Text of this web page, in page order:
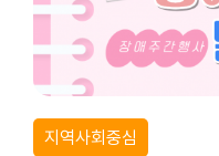
지역사회중심